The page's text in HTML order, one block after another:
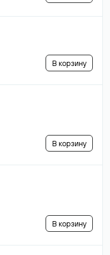
В корзину
В корзину
В корзину